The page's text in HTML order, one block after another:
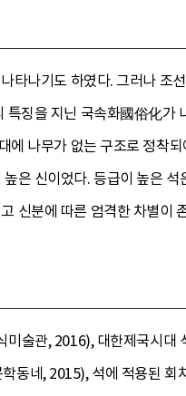
타나기도 하였다. 그러나 조
징을 지닌 국속화國俗化가
나무가 없는 구조로 정착
은 신이었다. 등급이 높은
신분에 따른 엄격한 차별이
술관, 2016), 대한제국시대
동네, 2015), 석에 적용된 회